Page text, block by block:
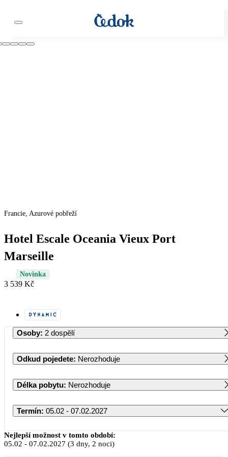
Francie, Azurové pobřeží
Hotel Escale Oceania Vieux Port
Marseille
Novinka
3 539 Kč
Osoby: 2 dospělí
Odkud pojedete: Nerozhoduje
Délka pobytu: Nerozhoduje
Termín: 05.02 - 07.02.2027
Únor 2027
Nejlepší možnost v tomto období:
05.02 - 07.02.2027 (3 dny, 2 noci)